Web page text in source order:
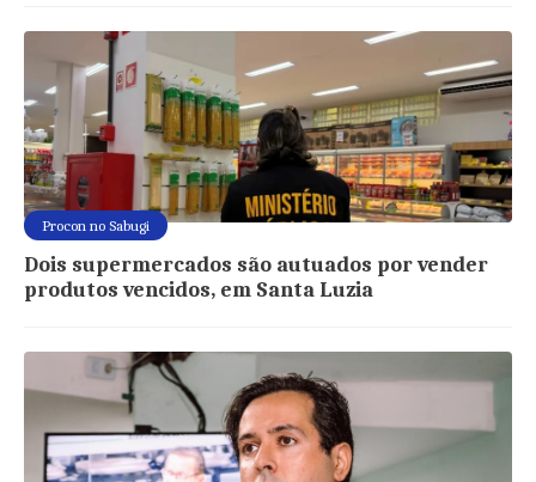
Procon no Sabugi
Dois supermercados são autuados por vender
produtos vencidos, em Santa Luzia